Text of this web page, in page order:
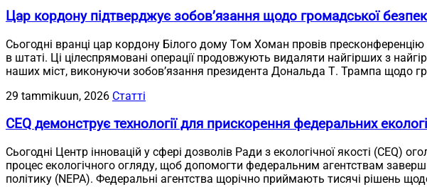
Цар кордону підтверджує зобов’язання щодо громадської
Сьогодні вранці цар кордону Білого дому Том Хоман провів
в штаті. Ці цілеспрямовані операції продовжують видаляти найгірших з
наших міст, виконуючи зобов’язання президента Дональда Т. Трампа щодо
29 tammikuun, 2026 Статті
CEQ демонструє технології для прискорення федеральних
Сьогодні Центр інновацій у сфері дозволів Ради з екологічної якості (CEQ)
процес екологічного огляду, щоб допомогти федеральним агентствам
політику (NEPA). Федеральні агентства щорічно приймають тисячі рішень